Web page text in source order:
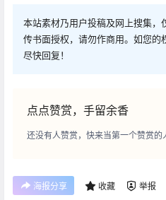
本站素材乃用户投稿及网上搜集，
传书面授权，请勿作商用。如您的
尽快回复！
点点赞赏，手留余香
还没有人赞赏，快来当第一个赞赏的
海报分享 收藏 举报